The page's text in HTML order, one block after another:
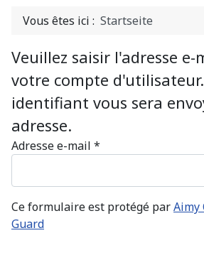
Vous êtes ici : Startseite
Veuillez saisir l'adresse e-
votre compte
identifiant vous sera
adresse.
Adresse e-mail *
Ce formulaire est protégé parAimy
Guard